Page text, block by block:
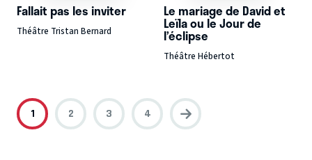
Fallait pas les inviter
Théâtre Tristan Bernard
Le mariage de David et
Leïla ou le Jour de
l’éclipse
Théâtre Hébertot
1 2 3 4